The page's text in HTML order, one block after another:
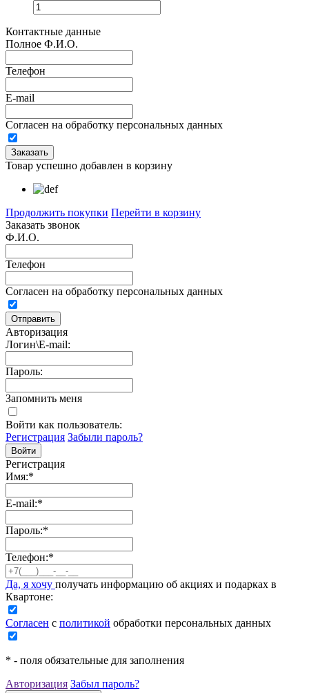
Контактные данные
Полное Ф.И.О.
Телефон
E-mail
Согласен на обработку персональных данных
Товар успешно добавлен в корзину
Продолжить покупки Перейти в корзину
Заказать звонок
Ф.И.О.
Телефон
Согласен на обработку персональных данных
Авторизация
Логин\E-mail:
Пароль:
Запомнить меня
Войти как пользователь:
Регистрация Забыли пароль?
Регистрация
Имя:*
E-mail:*
Пароль:*
Телефон:*
Да, я хочу получать информацию об акциях и подарках в
Квартоне:
Согласен с политикой обработки персональных данных
* - поля обязательные для заполнения
Авторизация Забыл пароль?